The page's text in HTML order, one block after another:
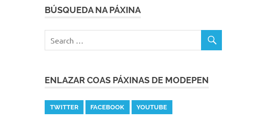
BÚSQUEDA NA PÁXINA
ENLAZAR COAS PÁXINAS DE MODEPEN
TWITTER FACEBOOK YOUTUBE